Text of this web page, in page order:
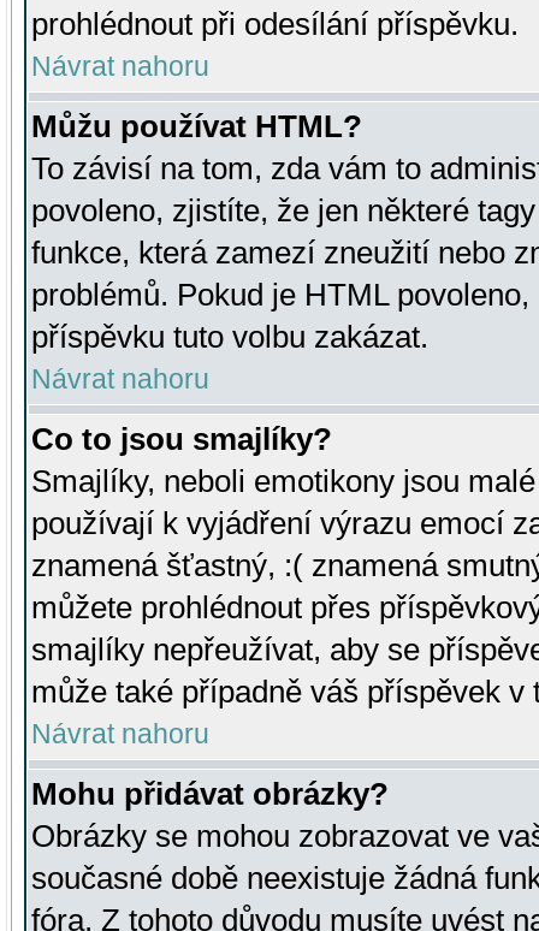
prohlédnout při odesílání příspěvku.
Návrat nahoru
Můžu používat HTML?
To závisí na tom, zda vám to
povoleno, zjistíte, že jen některé
funkce, která zamezí zneužití nebo
problémů. Pokud je HTML
příspěvku tuto volbu zakázat.
Návrat nahoru
Co to jsou smajlíky?
Smajlíky, neboli emotikony jsou
používají k vyjádření výrazu emocí
znamená šťastný, :( znamená
můžete prohlédnout přes
smajlíky nepřeužívat, aby se
může také případně váš příspěvek v
Návrat nahoru
Mohu přidávat obrázky?
Obrázky se mohou zobrazovat ve
současné době neexistuje žádná
fóra. Z tohoto důvodu musíte uvést